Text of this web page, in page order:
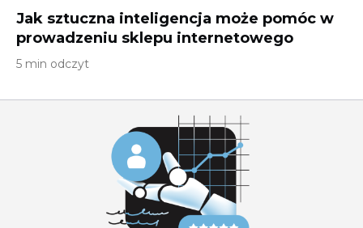
Jak sztuczna inteligencja może pomóc w
prowadzeniu sklepu internetowego
5 min odczyt